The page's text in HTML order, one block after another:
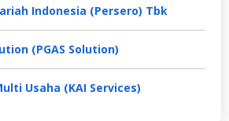
Indonesia (Persero) Tbk
(PGAS Solution)
Usaha (KAI Services)